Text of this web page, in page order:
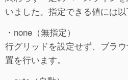
いました。指定できる値には以
・none（無指定）
行グリッドを設定せず、ブラ
置を行います。